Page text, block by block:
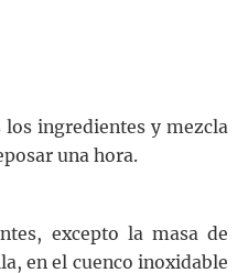
los ingredientes y mezcla
una hora.
excepto la masa de
en el cuenco inoxidable